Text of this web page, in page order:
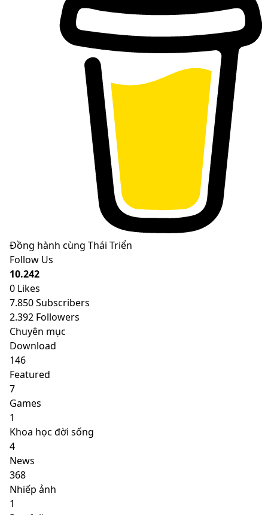
Đồng hành cùng Thái Triển
Follow Us
10.242
0 Likes
7.850Subscribers
2.392 Followers
Chuyên mục
Download
146
Featured
7
Games
1
Khoa học đời sống
4
News
368
Nhiếp ảnh
1